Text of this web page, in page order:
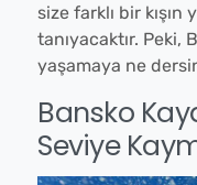
size farklı bir kışın
tanıyacaktır. Peki,
yaşamaya ne
Bansko
Seviye